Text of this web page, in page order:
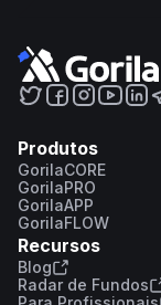
Produtos
GorilaCORE
GorilaPRO
GorilaAPP
GorilaFLOW
Recursos
Blog
Radar de Fundos